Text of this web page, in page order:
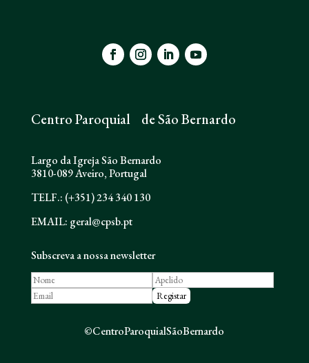
Centro Paroquial de São Bernardo
Largo da Igreja São Bernardo
3810-089 Aveiro, Portugal
TELF.: (+351) 234 340 130
EMAIL: geral@cpsb.pt
Subscreva a nossa newsletter
©CentroParoquialSãoBernardo